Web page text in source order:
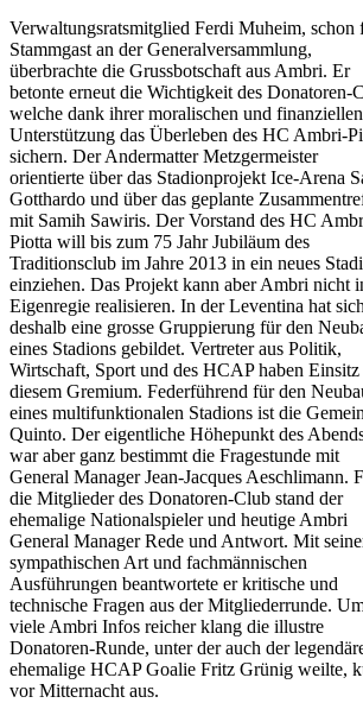
Verwaltungsratsmitglied Ferdi Muheim, schon
Stammgast an der Generalversammlung,
überbrachte die Grussbotschaft aus Ambri. Er
betonte erneut die Wichtigkeit des Donatoren-
welche dank ihrer moralischen und finanziellen
Unterstützung das Überleben des HC Ambri-
sichern. Der Andermatter Metzgermeister
orientierte über das Stadionprojekt Ice-Arena
Gotthardo und über das geplante
mit Samih Sawiris. Der Vorstand des HC
Piotta will bis zum 75 Jahr Jubiläum des
Traditionsclub im Jahre 2013 in ein neues
einziehen. Das Projekt kann aber Ambri nicht
Eigenregie realisieren. In der Leventina hat
deshalb eine grosse Gruppierung für den
eines Stadions gebildet. Vertreter aus Politik,
Wirtschaft, Sport und des HCAP haben
diesem Gremium. Federführend für den
eines multifunktionalen Stadions ist die
Quinto. Der eigentliche Höhepunkt des
war aber ganz bestimmt die Fragestunde mit
General Manager Jean-Jacques Aeschlimann.
die Mitglieder des Donatoren-Club stand der
ehemalige Nationalspieler und heutige Ambri
General Manager Rede und Antwort. Mit
sympathischen Art und fachmännischen
Ausführungen beantwortete er kritische und
technische Fragen aus der Mitgliederrunde.
viele Ambri Infos reicher klang die illustre
Donatoren-Runde, unter der auch der
ehemalige HCAP Goalie Fritz Grünig weilte,
vor Mitternacht aus.